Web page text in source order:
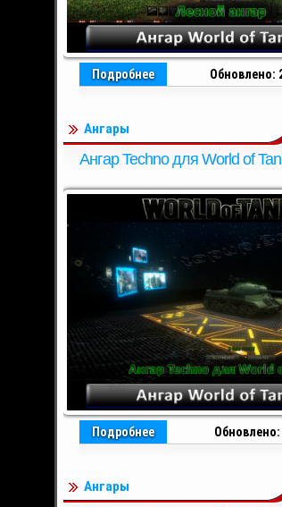
Обновлено:
Подробнее
Ангары
Ангар Techno для World of
Обновлено:
Подробнее
Ангары